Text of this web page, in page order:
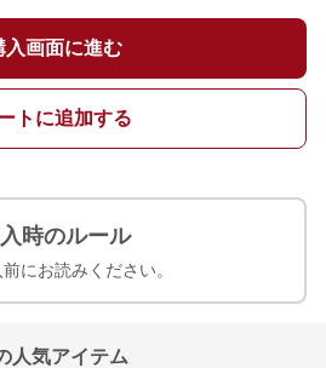
入画面に進む
トに追加する
時のルール
にお読みください。
人気アイテム